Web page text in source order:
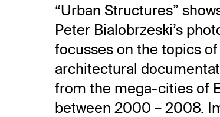
“Urban Structures”
Peter Bialobrzeski’s
focusses on the topics
architectural
from the mega-cities of
between 2000 – 2008.